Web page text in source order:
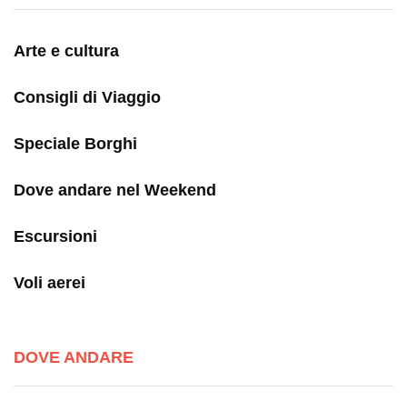
Arte e cultura
Consigli di Viaggio
Speciale Borghi
Dove andare nel Weekend
Escursioni
Voli aerei
DOVE ANDARE